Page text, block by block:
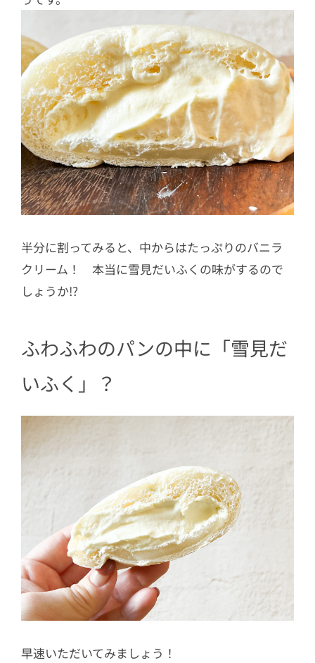
半分に割ってみると、中からはたっぷりのバニラ
クリーム！ 本当に雪見だいふくの味がするので
しょうか!?
ふわふわのパンの中に「雪見だ
いふく」？
早速いただいてみましょう！